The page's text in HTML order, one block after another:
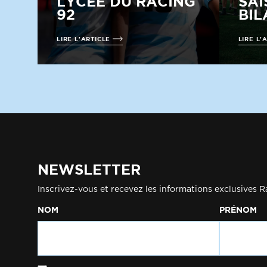
92
LIRE L'ARTICLE LIRE
NEWSLETTER
Inscrivez-vous et recevez les informations exclusives
NOM PRÉNOM